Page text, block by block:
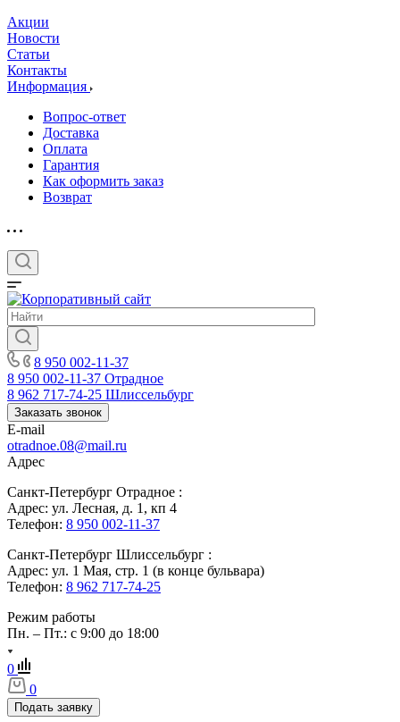
Акции
Новости
Статьи
Контакты
Информация
Вопрос-ответ
Доставка
Оплата
Гарантия
Как оформить заказ
Возврат
8 950 002-11-37
8 950 002-11-37 Отрадное
8 962 717-74-25 Шлиссельбург
Заказать звонок
E-mail
otradnoe.08@mail.ru
Адрес
Санкт-Петербург Отрадное :
Адрес: ул. Лесная, д. 1, кп 4
Телефон: 8 950 002-11-37
Санкт-Петербург Шлиссельбург :
Адрес: ул. 1 Мая, стр. 1 (в конце бульвара)
Телефон: 8 962 717-74-25
Режим работы
Пн. – Пт.: с 9:00 до 18:00
0
0
Подать заявку